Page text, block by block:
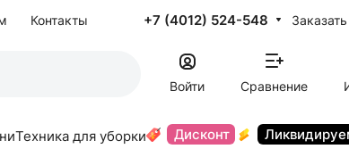
Контакты +7 (4012) 524-548
Войти Сравнение
Техника для уборки Дисконт